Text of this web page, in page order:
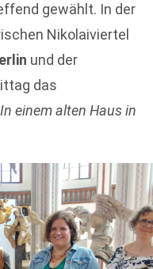
gewählt. In der
Nikolaiviertel
und der
das
In einem alten Haus in